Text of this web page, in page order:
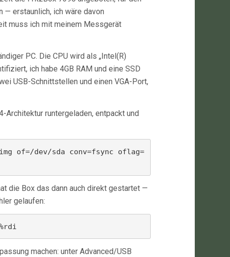
— erstaunlich, ich wäre davon
muss ich mit meinem Messgerät
PC. Die CPU wird als „Intel(R)
ich habe 4GB RAM und eine SSD
USB-Schnittstellen und einen VGA-Port,
Architektur runtergeladen, entpackt und
of=/dev/sda conv=fsync oflag=
die Box das dann auch direkt gestartet —
gelaufen:
machen: unter Advanced/USB